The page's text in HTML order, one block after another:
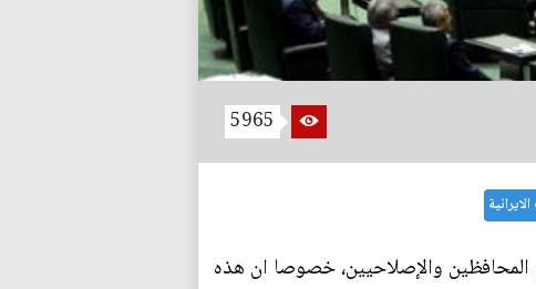
5965
والإصلاحيين، خصوصا ان هذه